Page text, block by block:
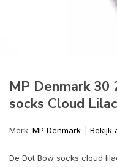
MP Denmark
socks Cloud Lilac
Merk: MP Denmark Bekijk
De Dot Bow socks cloud